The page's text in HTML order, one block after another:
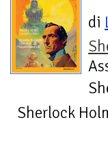
di
Sherlock